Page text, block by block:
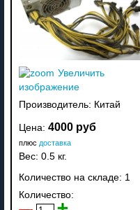
Увеличить
изображение
Производитель: Китай
Цена: 4000 руб
плюс доставка
Вес: 0.5 кг.
Количество на складе: 1
Количество: